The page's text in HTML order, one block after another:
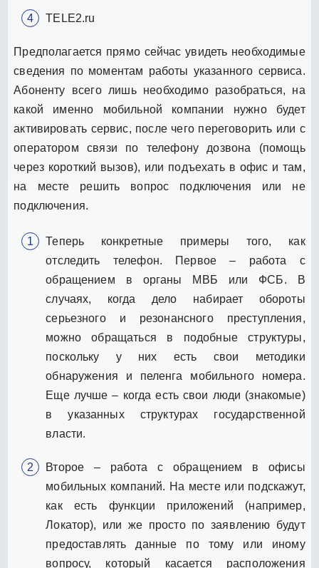
TELE2.ru
Предполагается прямо сейчас увидеть необходимые
сведения по моментам работы указанного сервиса.
Абоненту всего лишь необходимо разобраться, на
какой именно мобильной компании нужно будет
активировать сервис, после чего переговорить или с
оператором связи по телефону дозвона (помощь
через короткий вызов), или подъехать в офис и там,
на месте решить вопрос подключения или не
подключения.
Теперь конкретные примеры того, как
отследить телефон. Первое – работа с
обращением в органы МВБ или ФСБ. В
случаях, когда дело набирает обороты
серьезного и резонансного преступления,
можно обращаться в подобные структуры,
поскольку у них есть свои методики
обнаружения и пеленга мобильного номера.
Еще лучше – когда есть свои люди (знакомые)
в указанных структурах государственной
власти.
Второе – работа с обращением в офисы
мобильных компаний. На месте или подскажут,
как есть функции приложений (например,
Локатор), или же просто по заявлению будут
предоставлять данные по тому или иному
вопросу, который касается расположения